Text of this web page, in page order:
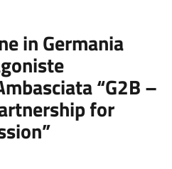
in Germania
“G2B –
for